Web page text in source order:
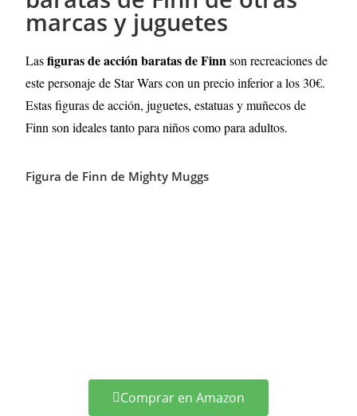
marcas y juguetes
Lasfiguras de acción baratas de Finnson recreaciones de
este personaje de Star Wars con un precio inferior a los 30€.
Estas figuras de acción, juguetes, estatuas y muñecos de
Finn son ideales tanto para niños como para adultos.
Figura de Finn de Mighty Muggs
Comprar en Amazon